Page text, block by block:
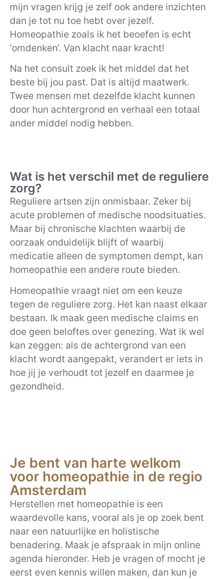
mijn vragen krijg je zelf ook andere inzichten
dan je tot nu toe hebt over jezelf.
Homeopathie zoals ik het beoefen is echt
‘omdenken’. Van klacht naar kracht!
Na het consult zoek ik het middel dat het
beste bij jou past. Dat is altijd maatwerk.
Twee mensen met dezelfde klacht kunnen
door hun achtergrond en verhaal een totaal
ander middel nodig hebben.
Wat is het verschil met de reguliere
zorg?
Reguliere artsen zijn onmisbaar. Zeker bij
acute problemen of medische noodsituaties.
Maar bij chronische klachten waarbij de
oorzaak onduidelijk blijft of waarbij
medicatie alleen de symptomen dempt, kan
homeopathie een andere route bieden.
Homeopathie vraagt niet om een keuze
tegen de reguliere zorg. Het kan naast elkaar
bestaan. Ik maak geen medische claims en
doe geen beloftes over genezing. Wat ik wel
kan zeggen: als de achtergrond van een
klacht wordt aangepakt, verandert er iets in
hoe jij je verhoudt tot jezelf en daarmee je
gezondheid.
Je bent van harte welkom
voor homeopathie in de regio
Amsterdam
Herstellen met homeopathie is een
waardevolle kans, vooral als je op zoek bent
naar een natuurlijke en holistische
benadering. Maak je afspraak in mijn online
agenda hieronder. Heb je vragen of mocht je
eerst even kennis willen maken, dan kun je